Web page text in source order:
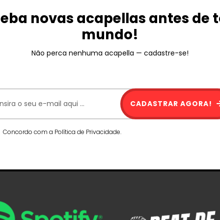
novas acapellas antes de
mundo!
Não perca nenhuma acapella — cadastre-se!
Concordo com a Política de Privacidade.
CADASTRAR AGORA!